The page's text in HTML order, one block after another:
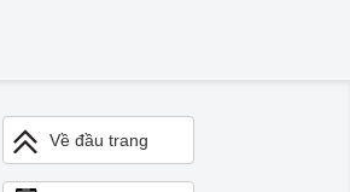
Về đầu trang